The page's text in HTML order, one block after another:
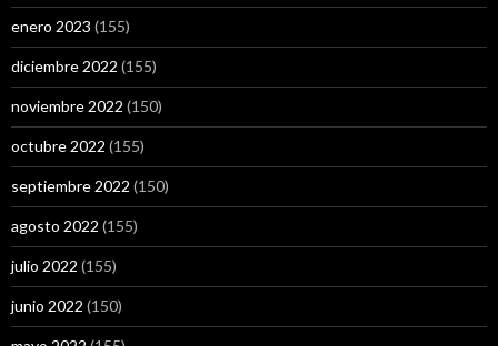
enero 2023 (155)
diciembre 2022 (155)
noviembre 2022 (150)
octubre 2022 (155)
septiembre 2022 (150)
agosto 2022 (155)
julio 2022 (155)
junio 2022 (150)